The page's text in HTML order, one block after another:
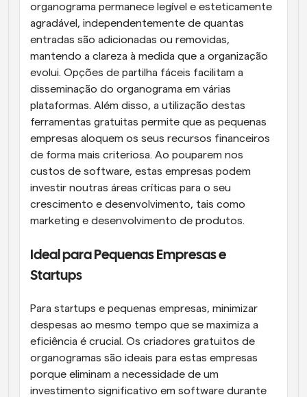
organograma permanece legível e esteticamente
agradável, independentemente de quantas
entradas são adicionadas ou removidas,
mantendo a clareza à medida que a organização
evolui. Opções de partilha fáceis facilitam a
disseminação do organograma em várias
plataformas. Além disso, a utilização destas
ferramentas gratuitas permite que as pequenas
empresas aloquem os seus recursos financeiros
de forma mais criteriosa. Ao pouparem nos
custos de software, estas empresas podem
investir noutras áreas críticas para o seu
crescimento e desenvolvimento, tais como
marketing e desenvolvimento de produtos.
Ideal para Pequenas Empresas e
Startups
Para startups e pequenas empresas, minimizar
despesas ao mesmo tempo que se maximiza a
eficiência é crucial. Os criadores gratuitos de
organogramas são ideais para estas empresas
porque eliminam a necessidade de um
investimento significativo em software durante